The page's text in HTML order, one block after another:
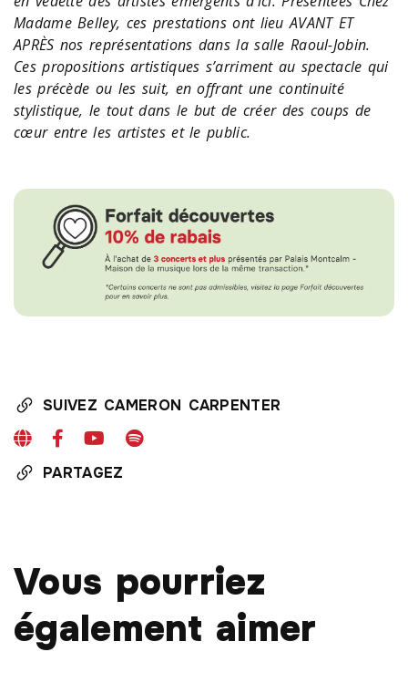
Madame Belley, ces prestations ont lieu AVANT ET
APRÈS nos représentations dans la salle Raoul-Jobin.
Ces propositions artistiques s’arriment au spectacle qui
les précède ou les suit, en offrant une continuité
stylistique, le tout dans le but de créer des coups de
cœur entre les artistes et le public.
SUIVEZ CAMERON CARPENTER
PARTAGEZ
Vous pourriez
également aimer